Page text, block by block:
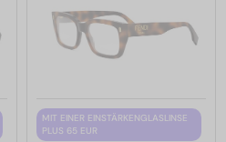
MIT EINER EINSTÄRKENGLASLINSE
PLUS 65 EUR